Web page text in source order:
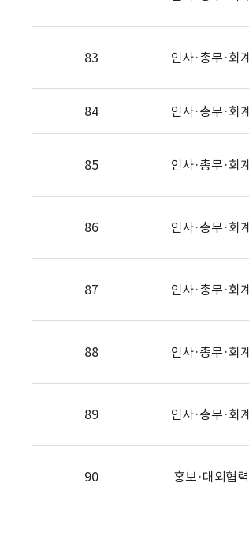
83 인사·총무·회계
84 인사·총무·회계
85 인사·총무·회계
86 인사·총무·회계
87 인사·총무·회계
88 인사·총무·회계
89 인사·총무·회계
90 홍보·대외협력